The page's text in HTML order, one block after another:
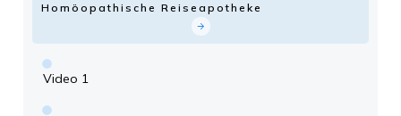
Homöopathische Reiseapotheke
Video 1